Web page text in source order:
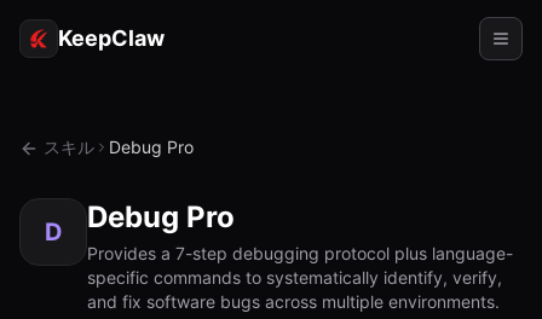
KeepClaw
トークンアクセス
ユースケース
スキル Debug Pro
D Debug Pro
Provides a 7-step debugging protocol plus language-
specific commands to systematically identify, verify,
and fix software bugs across multiple environments.